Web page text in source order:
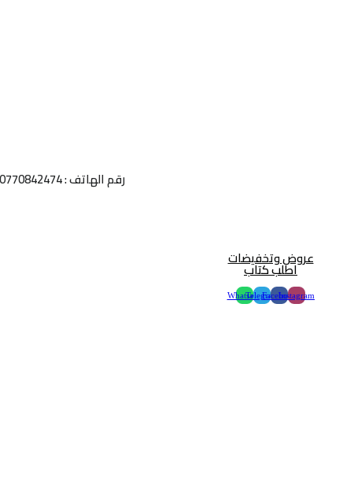
رقم الهاتف : 0770842474
عروض وتخفيضات
اطلب كتاب
Instagram
Facebook
Telegram
Whatsapp